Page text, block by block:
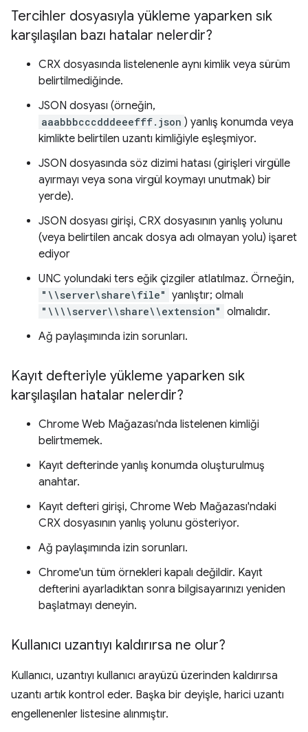
Tercihler dosyasıyla yükleme yaparken sık
karşılaşılan bazı hatalar nelerdir?
CRX dosyasında listelenenle aynı kimlik veya sürüm
belirtilmediğinde.
JSON dosyası (örneğin,
aaabbbcccdddeeefff.json ) yanlış konumda veya
kimlikte belirtilen uzantı kimliğiyle eşleşmiyor.
JSON dosyasında söz dizimi hatası (girişleri virgülle
ayırmayı veya sona virgül koymayı unutmak) bir
yerde).
JSON dosyası girişi, CRX dosyasının yanlış yolunu
(veya belirtilen ancak dosya adı olmayan yolu) işaret
ediyor
UNC yolundaki ters eğik çizgiler atlatılmaz. Örneğin,
"\\server\share\file" yanlıştır; olmalı
"\\\\server\\share\\extension" olmalıdır.
Ağ paylaşımında izin sorunları.
Kayıt defteriyle yükleme yaparken sık
karşılaşılan hatalar nelerdir?
Chrome Web Mağazası'nda listelenen kimliği
belirtmemek.
Kayıt defterinde yanlış konumda oluşturulmuş
anahtar.
Kayıt defteri girişi, Chrome Web Mağazası'ndaki
CRX dosyasının yanlış yolunu gösteriyor.
Ağ paylaşımında izin sorunları.
Chrome'un tüm örnekleri kapalı değildir. Kayıt
defterini ayarladıktan sonra bilgisayarınızı yeniden
başlatmayı deneyin.
Kullanıcı uzantıyı kaldırırsa ne olur?
Kullanıcı, uzantıyı kullanıcı arayüzü üzerinden kaldırırsa
uzantı artık kontrol eder. Başka bir deyişle, harici uzantı
engellenenler listesine alınmıştır.